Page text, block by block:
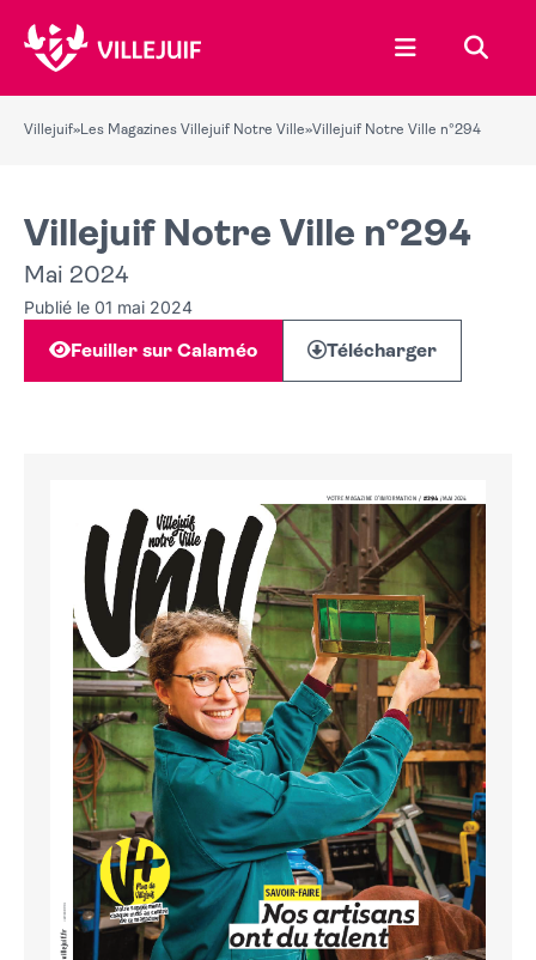
Ouvrir le
Villejuif»Les Magazines Villejuif Notre Ville»Villejuif Notre Ville n°294
Villejuif Notre Ville n°294
Mai 2024
Publié le 01 mai 2024
Feuiller sur Calaméo Télécharger